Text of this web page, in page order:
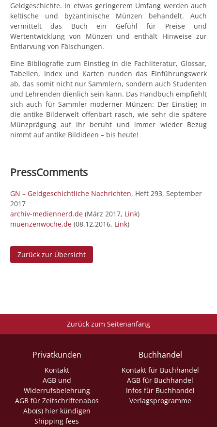
Geldgeschichte. In etwas geringerem Umfang werden auch
keltische und byzantinische Münzen behandelt. Auch
vermittelt das Buch ein Gefühl für Preise und
Wertentwicklung von Münzen und enthält Hinweise zur
Entlarvung von Fälschungen.
Eine Bibliografie zum Einstieg in die Fachliteratur, Glossar,
Tabellen, Index und Karten runden das Einführungswerk
ab, das somit nicht nur Sammlern, sondern auch Studenten
und Lehrenden dienlich sein kann. Das Handbuch empfiehlt
sich auch für Sammler moderner Münzen: Der Einstieg in
die antike Bilderwelt offenbart rasch, wie sehr die spätere
Münzprägung auf ihr beruht und immer wieder Bezug
nimmt auf antike Bildideen – bis heute!
PressComments
GN – Geldgeschichtliche Nachrichten, Heft 293, September
2017
archiv-mediennerd.de (März 2017, Link)
muenzenwoche.de (08.12.2016, Link)
Zurück zur Übersicht
Zurück zum Seitenanfang
Privatkunden
Kontakt
AGB und
Widerrufsbelehrung
AGB für Zeitschriftenabos
Abo(s) hier kündigen
Shipping fees
Buchhandel
Kontakt für Buchhandel
AGB für Buchhandel
Infos für Buchhandel
Verlagsprogramme